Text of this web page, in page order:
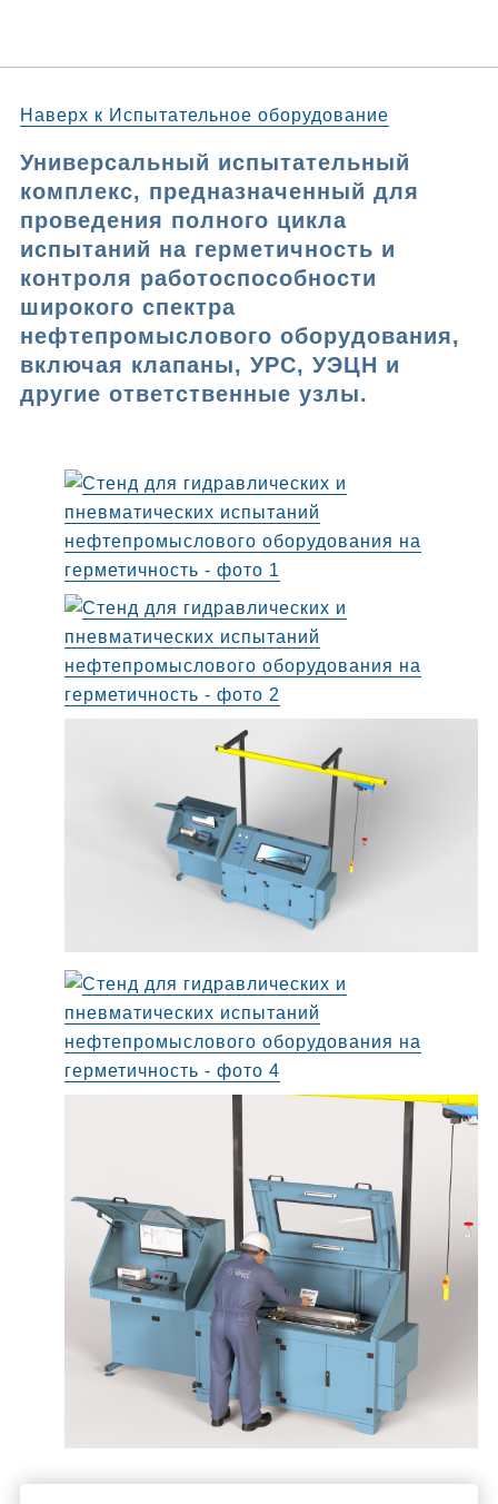
Наверх к Испытательное оборудование
Универсальный испытательный
комплекс, предназначенный для
проведения полного цикла
испытаний на герметичность и
контроля работоспособности
широкого спектра
нефтепромыслового оборудования,
включая клапаны, УРС, УЭЦН и
другие ответственные узлы.